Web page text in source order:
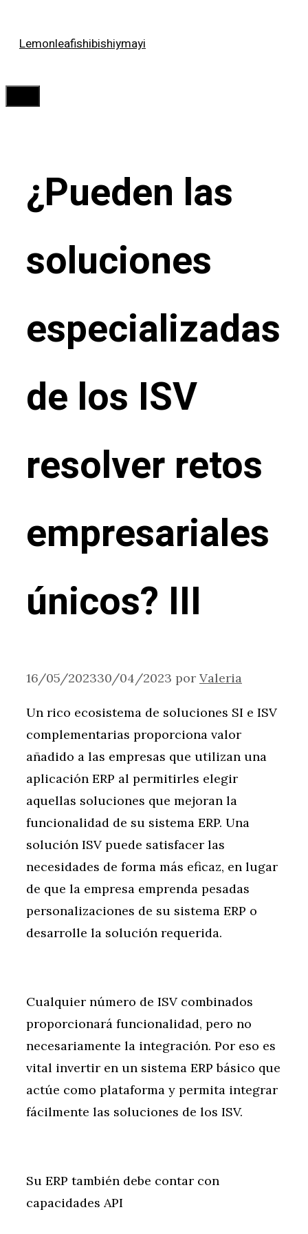
Lemonleafishibishiymayi
¿Pueden las
soluciones
especializadas
de los ISV
resolver retos
empresariales
únicos? III
16/05/202330/04/2023 por Valeria
Un rico ecosistema de soluciones SI e ISV
complementarias proporciona valor
añadido a las empresas que utilizan una
aplicación ERP al permitirles elegir
aquellas soluciones que mejoran la
funcionalidad de su sistema ERP. Una
solución ISV puede satisfacer las
necesidades de forma más eficaz, en lugar
de que la empresa emprenda pesadas
personalizaciones de su sistema ERP o
desarrolle la solución requerida.
Cualquier número de ISV combinados
proporcionará funcionalidad, pero no
necesariamente la integración. Por eso es
vital invertir en un sistema ERP básico que
actúe como plataforma y permita integrar
fácilmente las soluciones de los ISV.
Su ERP también debe contar con
capacidades API